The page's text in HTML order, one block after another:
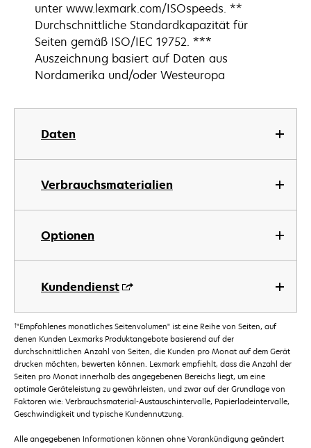
Daten
Verbrauchsmaterialien
Optionen
Kundendienst
unter www.lexmark.com/ISOspeeds. **
Durchschnittliche Standardkapazität für
Seiten gemäß ISO/IEC 19752. ***
Auszeichnung basiert auf Daten aus
Nordamerika und/oder Westeuropa
†"Empfohlenes monatliches Seitenvolumen" ist eine Reihe von Seiten, auf
denen Kunden Lexmarks Produktangebote basierend auf der
durchschnittlichen Anzahl von Seiten, die Kunden pro Monat auf dem Gerät
drucken möchten, bewerten können. Lexmark empfiehlt, dass die Anzahl der
Seiten pro Monat innerhalb des angegebenen Bereichs liegt, um eine
optimale Geräteleistung zu gewährleisten, und zwar auf der Grundlage von
Faktoren wie: Verbrauchsmaterial-Austauschintervalle, Papierladeintervalle,
Geschwindigkeit und typische Kundennutzung.
Alle angegebenen Informationen können ohne Vorankündigung geändert